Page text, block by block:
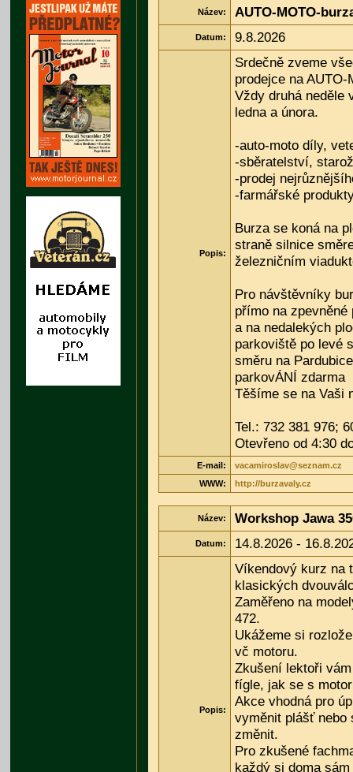
Název: AUTO-MOTO-
Datum: 9.8.2026
Popis:
Srdečně zveme
prodejce na
Vždy druhá neděle
ledna a února.
-auto-moto díly,
-sběratelství,
-prodej
-farmářské
Burza se koná na
straně silnice
železničním
Pro návštěvníky
přímo na
a na nedalekých
parkoviště po levé
směru na
parkovÁNÍ zdarma
Těšíme se na Vaši
Tel.: 732 381 976;
Otevřeno od 4:30
E-mail:
vacamiroslav@seznam.cz
WWW:
http://burzavaly.cz
Název: Workshop Jawa
Datum: 14.8.2026 -
Popis:
Víkendový kurz na
klasických
Zaměřeno na
472.
Ukážeme si
vč motoru.
Zkušení lektoři
fígle, jak se s
Akce vhodná pro
vyměnit plášť nebo
změnit.
Pro zkušené
každý si doma